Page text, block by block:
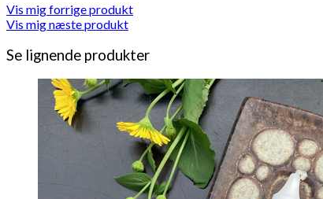
Vis mig forrige produkt
Vis mig næste produkt
Se lignende produkter